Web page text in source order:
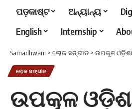
ପଡ଼କାଷ୍ଟ
ଅନ୍ୟାନ୍ୟ
English
Internship
Samadhwani > ଲୋକ ସଙ୍ଗୀତ > ଉପକୂଳ
ଲୋକ ସଙ୍ଗୀତ
ଉପକୂଳ